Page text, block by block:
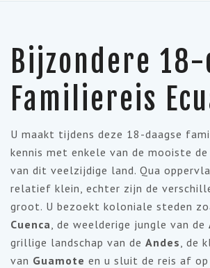
Bijzondere 18-
Familiereis
U maakt tijdens deze 18-daagse
kennis met enkele van de mooiste
van dit veelzijdige land. Qua
relatief klein, echter zijn de
groot. U bezoekt koloniale steden
Cuenca, de weelderige jungle van de
grillige landschap van de Andes, de
van Guamote en u sluit de reis af op